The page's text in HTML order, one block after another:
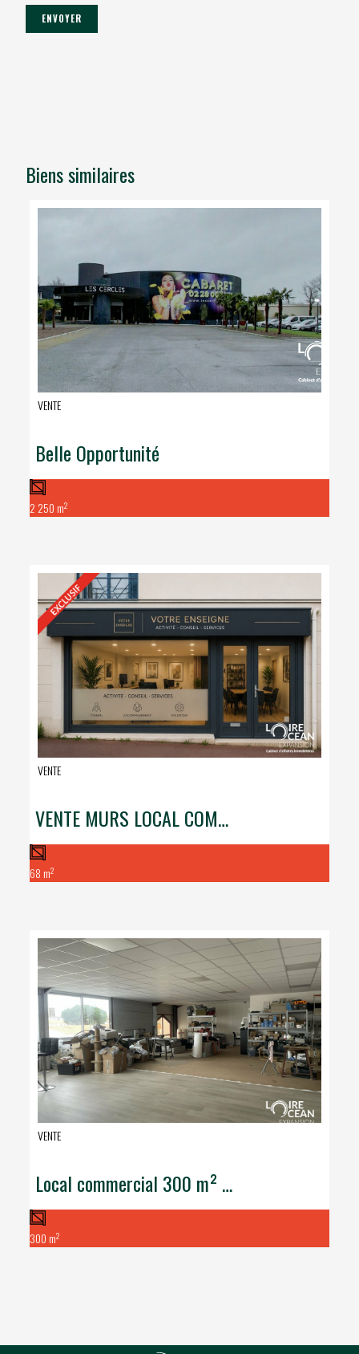
Biens similaires
VENTE
Belle Opportunité
2 250 m2
VENTE
VENTE MURS LOCAL COMMERCIAL
68 m2
VENTE
Local commercial 300 m²  Emplacement gare Challans
300 m2